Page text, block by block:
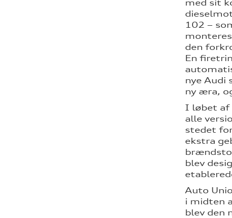
med sit
102 –
den
En
nye Audi
ny æra,
I løbet af
alle
stedet
ekstra
blev
Auto
i midten
blev den